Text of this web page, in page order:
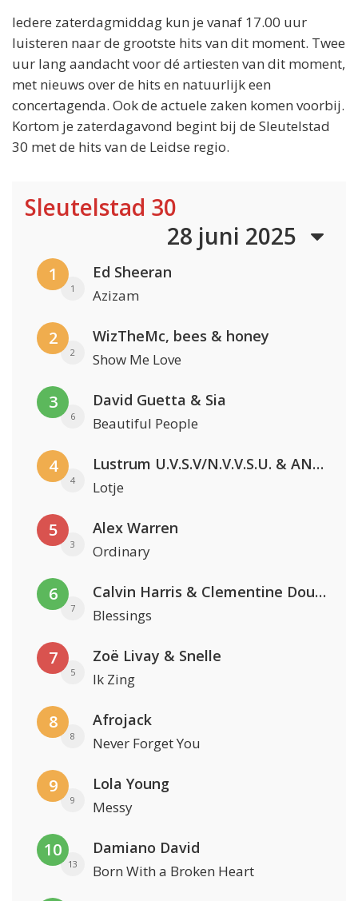
Iedere zaterdagmiddag kun je vanaf 17.00 uur
luisteren naar de grootste hits van dit moment. Twee
uur lang aandacht voor dé artiesten van dit moment,
met nieuws over de hits en natuurlijk een
concertagenda. Ook de actuele zaken komen voorbij.
Kortom je zaterdagavond begint bij de Sleutelstad
30 met de hits van de Leidse regio.
Sleutelstad 30
28 juni 2025
1
1
Ed Sheeran
Azizam
2
2
WizTheMc, bees & honey
Show Me Love
3
6
David Guetta & Sia
Beautiful People
4
4
Lustrum U.V.S.V/N.V.V.S.U. & ANNO ONS & Jopke van Dobbenburgh & Roeland Beelen
Lotje
5
3
Alex Warren
Ordinary
6
7
Calvin Harris & Clementine Douglas
Blessings
7
5
Zoë Livay & Snelle
Ik Zing
8
8
Afrojack
Never Forget You
9
9
Lola Young
Messy
10
13
Damiano David
Born With a Broken Heart